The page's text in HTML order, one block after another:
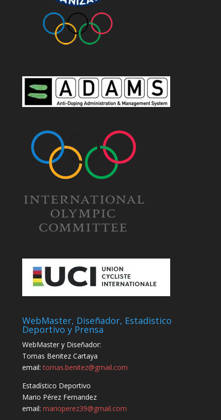
WebMaster, Diseñador, Estadistico
Deportivo y Prensa
WebMaster y Diseñador:
Tomas Benitez Cartaya
email:tomas.benitez@gmail.com
Estadístico Deportivo
Mario Pérez Fernandez
email: marioperez39@gmail.com